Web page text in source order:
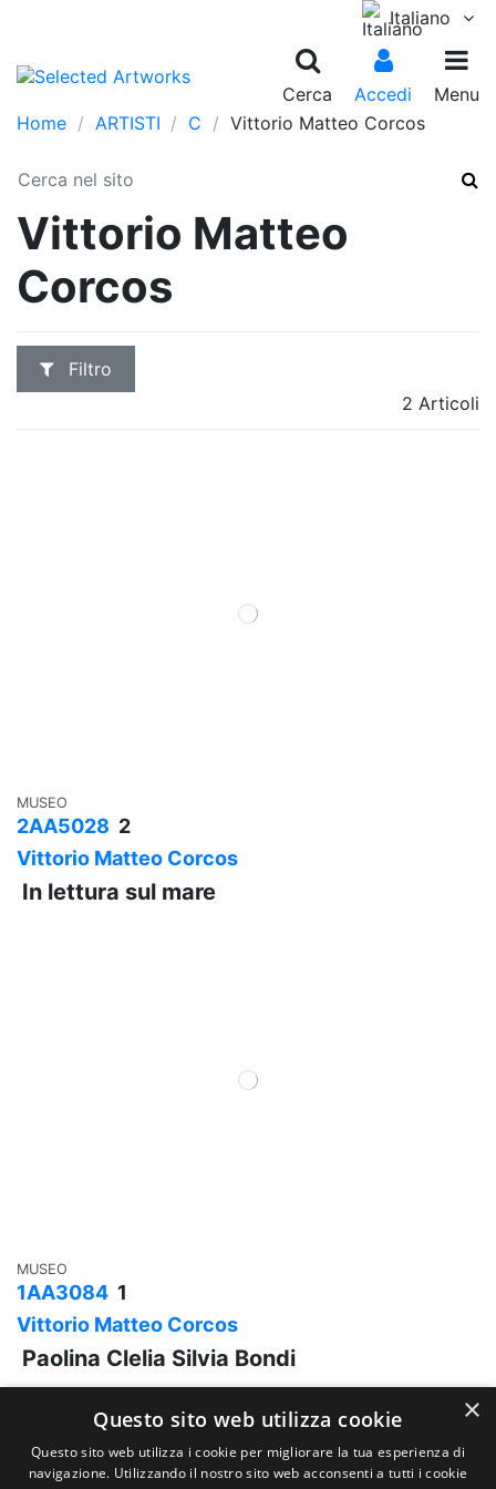
Italiano
Cerca Accedi
Menu
Home
ARTISTI C Vittorio Matteo Corcos
Vittorio Matteo
Corcos
Filtro
2 Articoli
MUSEO
2AA5028 2
Vittorio Matteo Corcos
In lettura sul mare
MUSEO
1AA3084 1
Vittorio Matteo Corcos
Paolina Clelia Silvia Bondi
Contatti
×
Questo sito web utilizza cookie
Questo sito web utilizza i cookie per migliorare la tua esperienza di
navigazione. Utilizzando il nostro sito web acconsenti a tutti i cookie